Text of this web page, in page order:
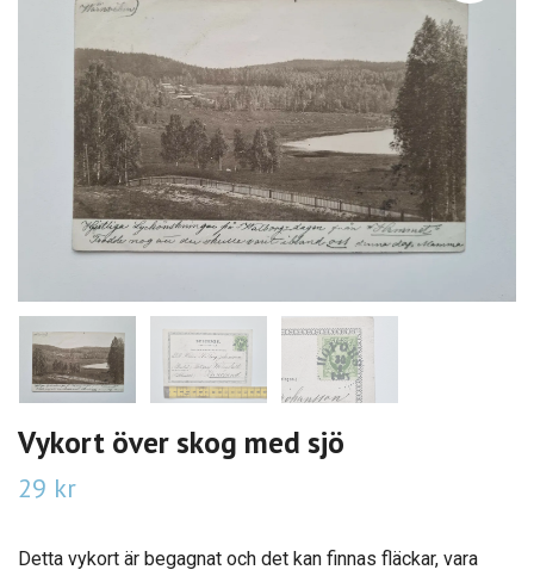
Vykort över skog med sjö
29 kr
Detta vykort är begagnat och det kan finnas fläckar, vara